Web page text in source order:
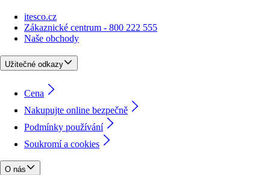
itesco.cz
Zákaznické centrum - 800 222 555
Naše obchody
Užitečné odkazy
Cena
Nakupujte online bezpečně
Podmínky používání
Soukromí a cookies
O nás